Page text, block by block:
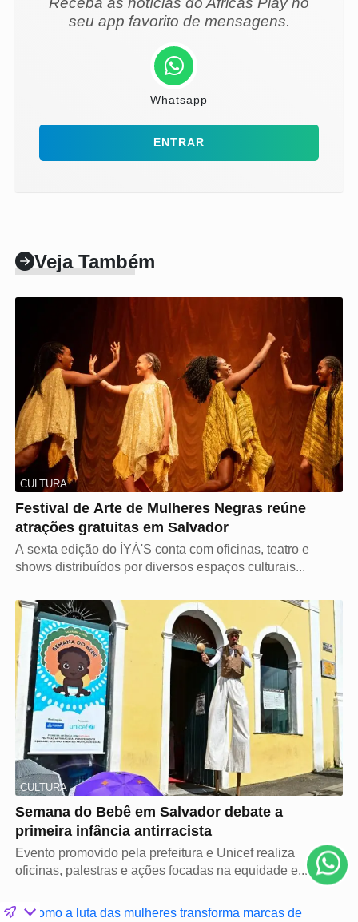
seu app favorito de mensagens.
Whatsapp
ENTRAR
Veja Também
CULTURA
Festival de Arte de Mulheres Negras reúne
atrações gratuitas em Salvador
A sexta edição do ÌYÁ'S conta com oficinas, teatro e
shows distribuídos por diversos espaços culturais...
CULTURA
Semana do Bebê em Salvador debate a
primeira infância antirracista
Evento promovido pela prefeitura e Unicef realiza
oficinas, palestras e ações focadas na equidade e...
Termos de Uso e Privacidade
Esse site utiliza cookies para melhorar sua experiência
de navegação. Ao continuar o acesso, entendemos
que você concorda com nossos Termos de Uso e
Privacidade.
PARA MAIS INFORMAÇÕES,ACESSE NOSSOS TERMOS
CLICANDO AQUI